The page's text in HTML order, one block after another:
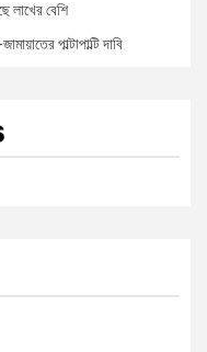
লাখের বেশি
পাল্টাপাল্টি দাবি